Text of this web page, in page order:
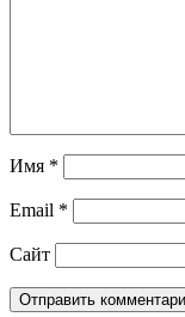
Имя *
Email *
Сайт